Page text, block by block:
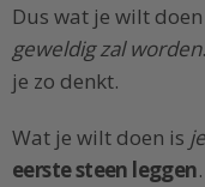
Dus wat je wilt
geweldig zal worden
je zo denkt.
Wat je wilt doen is
eerste steen leggen